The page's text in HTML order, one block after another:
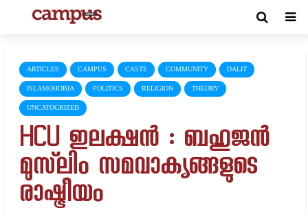
ARTICLES CAMPUS CASTE COMMUNITY DALIT
ISLAMOHOBIA POLITICS RELIGION THEORY
UNCATOGRIZED
HCU ഇലക്ഷൻ : ബഹുജൻ
മുസ്‌ലിം സമവാക്യങ്ങളുടെ
രാഷ്ട്രീയം